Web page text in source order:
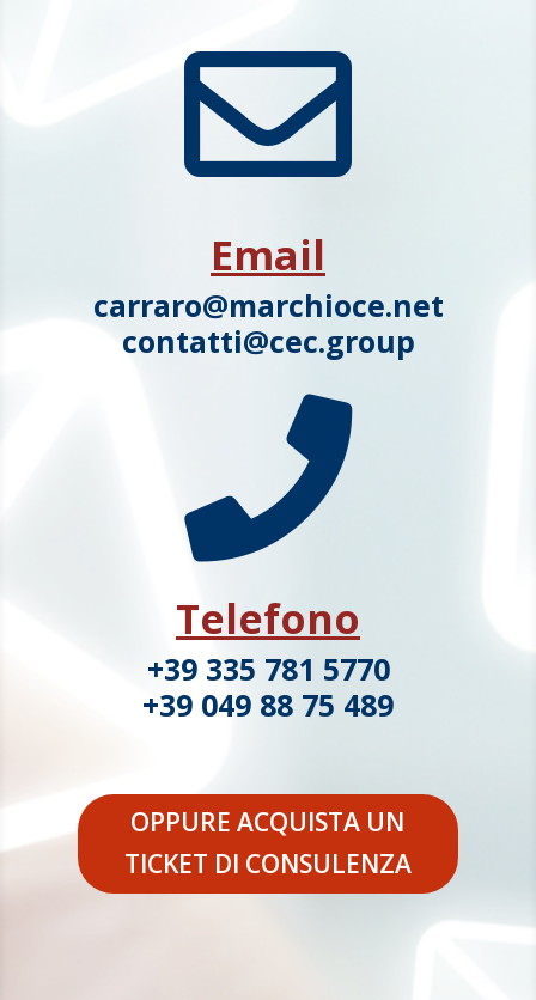

Email
carraro@marchioce.net
contatti@cec.group

Telefono
+39 335 781 5770
+39 049 88 75 489
OPPURE ACQUISTA UN
TICKET DI CONSULENZA